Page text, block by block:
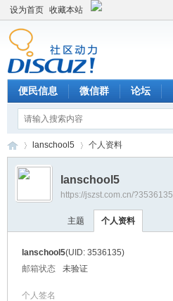
设为首页 收藏本站
便民信息 微信群 论坛
›
lanschool5 个人资料
lanschool5
https://jszst.com.cn/?3536135
主题 个人资料
lanschool5(UID: 3536135)
邮箱状态
未验证
个人签名